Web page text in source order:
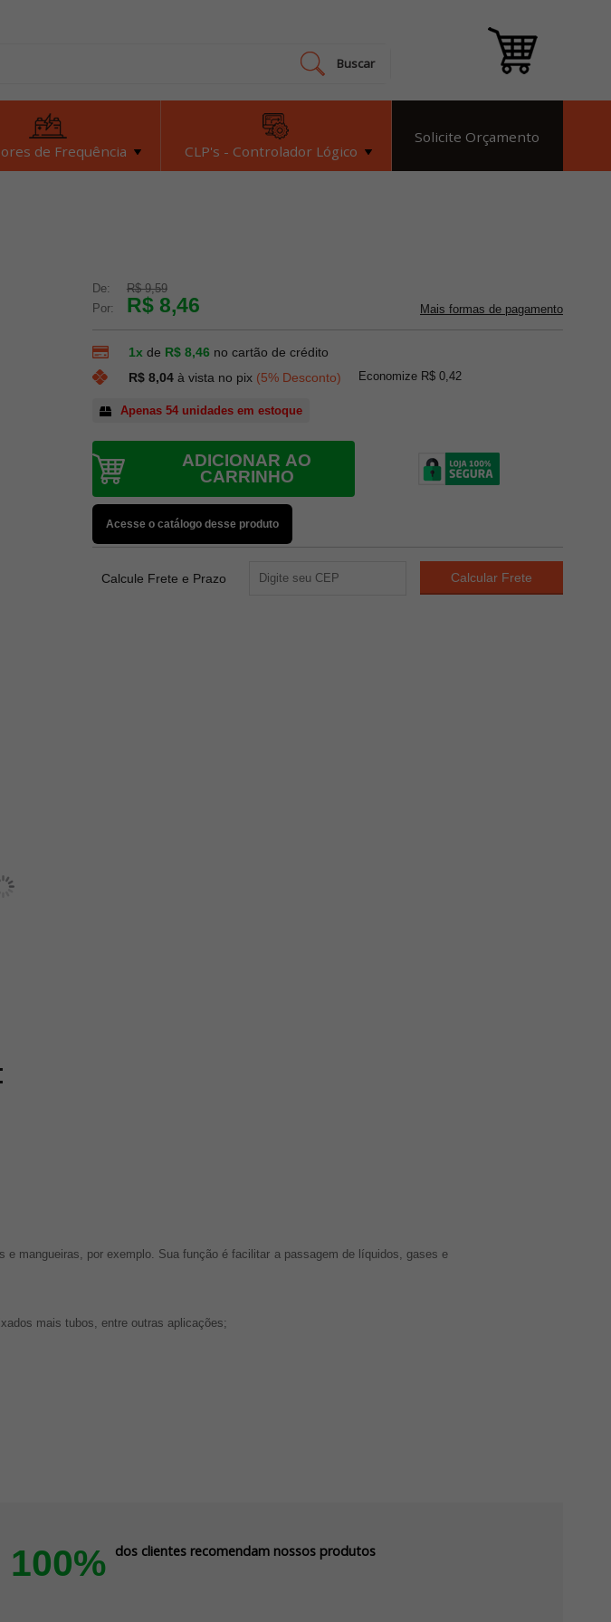
Buscar
de Frequência CLP's - Controlador Lógico
Solicite Orçamento
De:
R$ 9,59
Por:
R$ 8,46 Mais formas de pagamento
1x de R$ 8,46 no cartão de crédito
R$ 8,04à vista no pix (5% Desconto) Economize R$ 0,42
Apenas 54 unidades em estoque
ADICIONAR AO
CARRINHO
Acesse o catálogo desse produto
Calcule Frete e Prazo
mangueiras, por exemplo. Sua função é facilitar a passagem de líquidos, gases e
mais tubos, entre outras aplicações;
100% dos clientes recomendam nossos produtos